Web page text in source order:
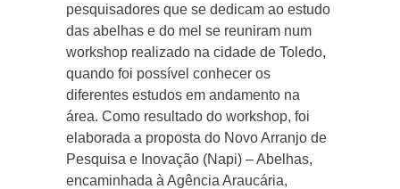
pesquisadores que se dedicam ao estudo
das abelhas e do mel se reuniram num
workshop realizado na cidade de Toledo,
quando foi possível conhecer os
diferentes estudos em andamento na
área. Como resultado do workshop, foi
elaborada a proposta do Novo Arranjo de
Pesquisa e Inovação (Napi) – Abelhas,
encaminhada à Agência Araucária,